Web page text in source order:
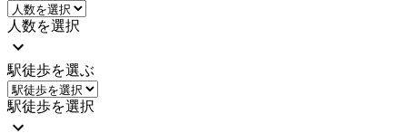
人数を選択
駅徒歩を選ぶ
駅徒歩を選択